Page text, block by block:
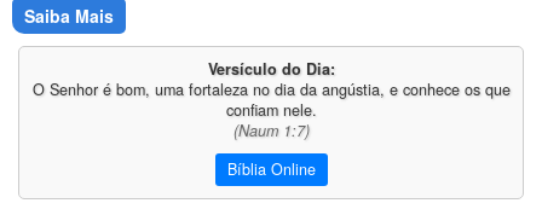
Saiba Mais
Versículo do Dia:
O Senhor é bom, uma fortaleza no dia da angústia, e conhece os que
confiam nele.
(Naum 1:7)
Bíblia Online